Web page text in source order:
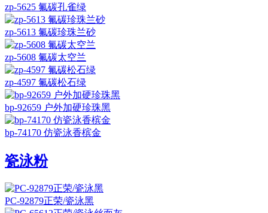
zp-5625 氟碳孔雀绿
zp-5613 氟碳珍珠兰砂
zp-5608 氟碳太空兰
zp-4597 氟碳松石绿
bp-92659 户外加硬珍珠黑
bp-74170 仿瓷泳香槟金
瓷泳粉
PC-92879正荣/瓷泳黑